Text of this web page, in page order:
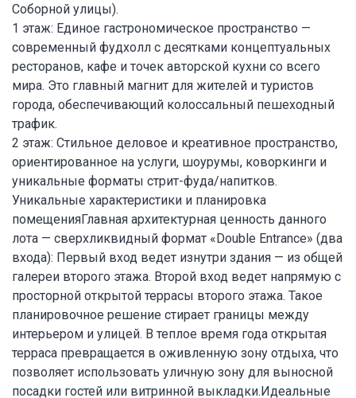
Соборной улицы).
1 этаж: Единое гастрономическое пространство —
современный фудхолл с десятками концептуальных
ресторанов, кафе и точек авторской кухни со всего
мира. Это главный магнит для жителей и туристов
города, обеспечивающий колоссальный пешеходный
трафик.
2 этаж: Стильное деловое и креативное пространство,
ориентированное на услуги, шоурумы, коворкинги и
уникальные форматы стрит-фуда/напитков.
Уникальные характеристики и планировка
помещенияГлавная архитектурная ценность данного
лота — сверхликвидный формат «Double Entrance» (два
входа): Первый вход ведет изнутри здания — из общей
галереи второго этажа. Второй вход ведет напрямую с
просторной открытой террасы второго этажа. Такое
планировочное решение стирает границы между
интерьером и улицей. В теплое время года открытая
терраса превращается в оживленную зону отдыха, что
позволяет использовать уличную зону для выносной
посадки гостей или витринной выкладки.Идеальные